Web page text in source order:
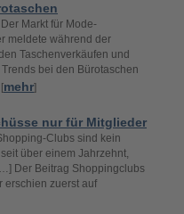
Markt für Mode-
meldete während der
Taschenverkäufen und
bei den Bürotaschen
mehr]
nur für Mitglieder
Clubs sind kein
über einem Jahrzehnt,
Der Beitrag Shoppingclubs
erschien zuerst auf